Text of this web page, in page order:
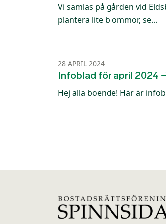
Vi samlas på gården vid
plantera lite blommor, se...
28 APRIL 2024
Infoblad för april 2024
Hej alla boende! Här är